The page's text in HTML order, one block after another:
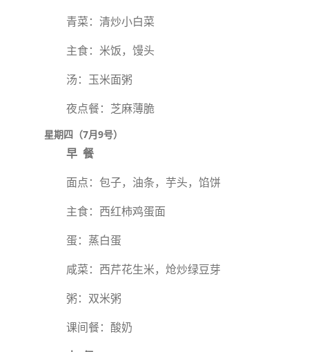
青菜：清炒小白菜
主食：米饭，馒头
汤：玉米面粥
夜点餐：芝麻薄脆
星期四（7月9号）
早 餐
面点：包子，油条，芋头，馅饼
主食：西红柿鸡蛋面
蛋：蒸白蛋
咸菜：西芹花生米，炝炒绿豆芽
粥：双米粥
课间餐：酸奶